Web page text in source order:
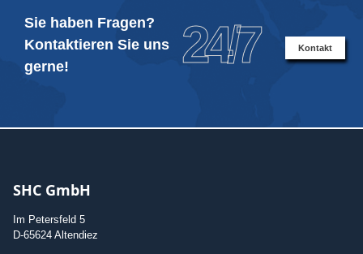
Sie haben Fragen?
Kontaktieren Sie uns
gerne!
24/7 Kontakt
SHC GmbH
Im Petersfeld 5
D-65624 Altendiez